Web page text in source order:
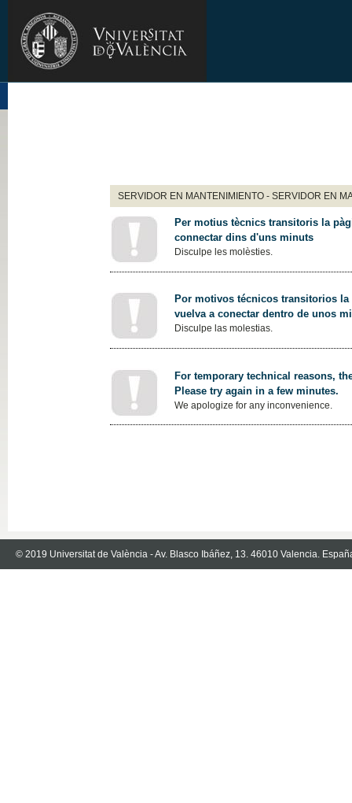
SERVIDOR EN MANTENIMIENTO - SERVIDOR EN
Per motius tècnics transitoris la
connectar dins d'uns minuts
Disculpe les molèsties.
Por motivos técnicos transitorios
vuelva a conectar dentro de unos
Disculpe las molestias.
For temporary technical reasons,
Please try again in a few minutes.
We apologize for any inconvenience.
© 2019 Universitat de València - Av. Blasco Ibáñez, 13. 46010 Valencia.